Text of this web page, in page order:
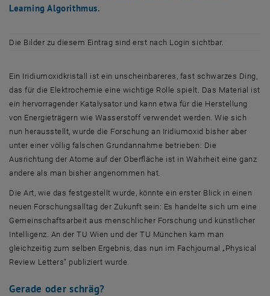
Learning Algorithmus.
Die Bilder zu diesem Eintrag sind erst nach Login sichtbar.
Ein Iridiumoxidkristall ist ein unscheinbareres, fast schwarzes Ding,
das für die Elektrochemie eine wichtige Rolle spielt. Das Material ist
ein hervorragender Katalysator und kann etwa für die Herstellung
von Energieträgern wie Wasserstoff verwendet werden. Wie sich
nun herausstellt, wurde die Forschung an Iridiumoxid bisher aber
unter einer völlig falschen Grundannahme betrieben: Die
Ausrichtung der Atome auf der Oberfläche ist in Wahrheit eine ganz
andere als man bisher angenommen hat.
Die Art, wie das festgestellt wurde, könnte ein erster Blick in einen
neuen Forschungsalltag der Zukunft sein: Es handelte sich um eine
Gemeinschaftsarbeit aus menschlicher Forschung und künstlicher
Intelligenz. An der TU Wien und der TU München kam man
gleichzeitig zum selben Ergebnis, das nun im Fachjournal„Physical
Review Letters“ publiziert wurde.
Gerade oder schräg?